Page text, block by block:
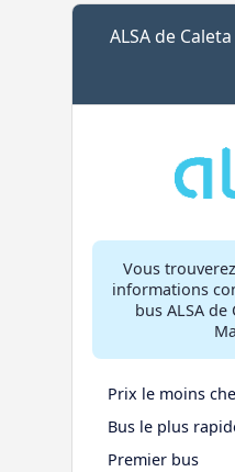
ALSA de
Vous
informations
bus ALSA de
Prix le moins
Bus le plus
Premier bus